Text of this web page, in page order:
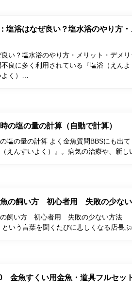
塩浴はなぜ良い？塩水浴のやり方
い？塩水浴のやり方・メリット・デメ
良に多く利用されている『塩浴（えん
よく）…
の塩の量の計算（自動で計算）
塩の量の計算 よく金魚質問BBSにも出
えんすいよく）』。病気の治療や、新
魚の飼い方 初心者用 失敗の少な
の飼い方 初心者用 失敗の少ない方法
という言葉を聞くたびに悲しくなる店長
金魚すくい用金魚・道具フルセッ